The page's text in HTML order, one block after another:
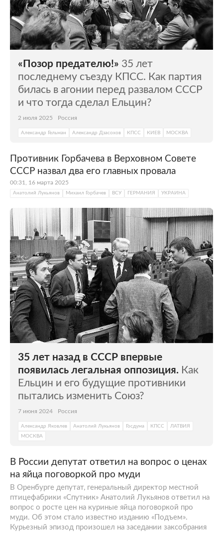
«Позор предателю!» 35 лет
последнему съезду КПСС. Как партия
билась в агонии перед развалом СССР
и что тогда сделал Ельцин?
2 июля 2025 Россия
Александр Гельман Александр Дзасохов КПСС КИЕВ МОСКВА
Противник Горбачева в Верховном Совете
СССР назвал два его главных провала
00:31, 16 марта 2025
Анатолий Лукьянов Михаил Горбачев ВСУ ГЕРМАНИЯ УКРАИНА
35 лет назад в СССР впервые
появилась легальная оппозиция. Как
Ельцин и его будущие противники
пытались изменить Союз?
7 июня 2024 Россия
Александр Яковлев Анатолий Лукьянов Госдума КПСС
ЛАТВИЯ
МОСКВА
В России депутат ответил на вопрос о ценах
на яйца поговоркой про муди
В Оренбурге депутат, генеральный директор местной
птицефабрики «Спутник» Анатолий Лукьянов ответил на
вопрос о росте цен на куриные яйца поговоркой про
муди. Об этом стало известно изданию «Подъем».
Курьезный эпизод произошел на заседании заксобрания